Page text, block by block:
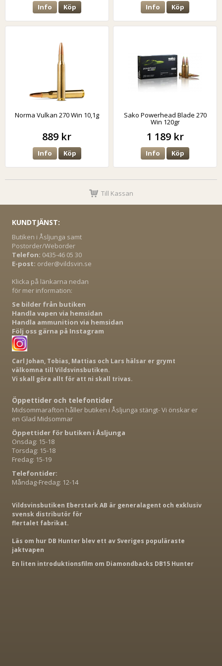
Info Köp Info Köp
Norma Vulkan 270 Win 10,1g
889 kr
Info Köp
Sako Powerhead Blade 270
Win 120gr
1 189 kr
Info Köp
Till Kassan
KUNDTJÄNST:
Butiken i Åsljunga samt
Postorder/Weborder
Telefon: 0435-46 05 30
E-post: order@vildsvin.se
Klicka på länkarna nedan
för mer information:
Se bilder från butiken
Handla vapen via hemsidan
Handla ammunition via hemsidan
Följ oss gärna på Instagram
Carl Johan, Tobias, Mattias och Lars hälsar er grymt
välkomna till Vildsvinsbutiken.
Vi skall göra allt för att ni skall trivas.
Öppettider och telefontider
Midsommarafton håller butiken i Åsljunga stängt- Vi önskar er
en Glad Midsommar
Öppettider för butiken i Åsljunga
Onsdag: 15-18
Torsdag: 15-18
Fredag: 15-19
Telefontider:
Måndag-Fredag: 12-14
Vildsvinsbutiken Eberstark AB är generalagent och exklusiv
svensk distributör för
flertalet fabrikat.
Läs om hur DB Hunter blev ett av Sveriges populäraste
jaktvapen
En liten introduktionsfilm om Diamondbacks DB15 Hunter